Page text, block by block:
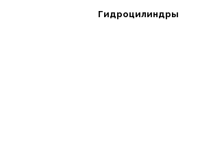
Гидроцилиндры